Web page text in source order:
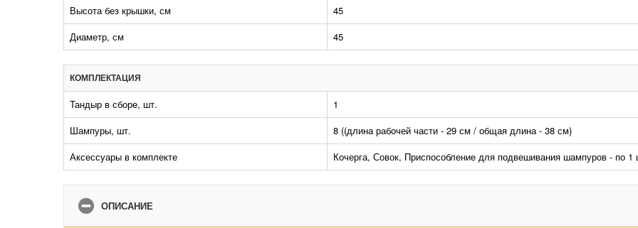
Высота без крышки, см
45
Диаметр, см
45
КОМПЛЕКТАЦИЯ
Тандыр в сборе, шт.
1
Шампуры, шт.
8 ((длина рабочей части - 29 см / общая длина - 38 см)
Аксессуары в комплекте
Кочерга, Совок, Приспособление для подвешивания шампуров - по 1
ОПИСАНИЕ